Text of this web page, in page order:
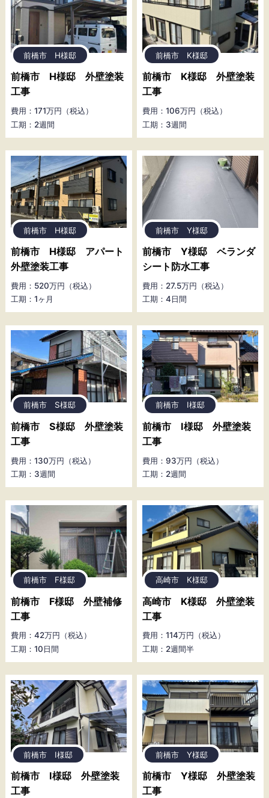
前橋市 H様邸
前橋市 H様邸 外壁塗装
工事
費用：171万円（税込）
工期：2週間
前橋市 K様邸
前橋市 K様邸 外壁塗装
工事
費用：106万円（税込）
工期：3週間
前橋市 H様邸
前橋市 H様邸 アパート
外壁塗装工事
費用：520万円（税込）
工期：1ヶ月
前橋市 Y様邸
前橋市 Y様邸 ベランダ
シート防水工事
費用：27.5万円（税込）
工期：4日間
前橋市 S様邸
前橋市 S様邸 外壁塗装
工事
費用：130万円（税込）
工期：3週間
前橋市 I様邸
前橋市 I様邸 外壁塗装
工事
費用：93万円（税込）
工期：2週間
前橋市 F様邸
前橋市 F様邸 外壁補修
工事
費用：42万円（税込）
工期：10日間
高崎市 K様邸
高崎市 K様邸 外壁塗装
工事
費用：114万円（税込）
工期：2週間半
前橋市 I様邸
前橋市 I様邸 外壁塗装
工事
前橋市 Y様邸
前橋市 Y様邸 外壁塗装
工事